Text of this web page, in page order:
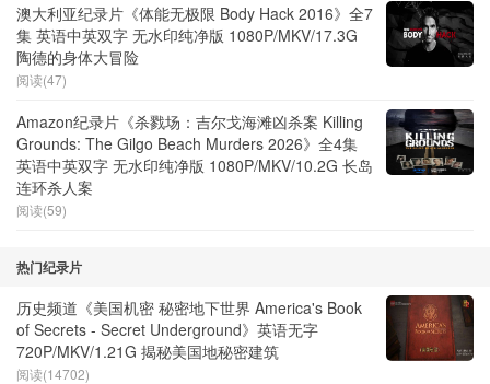
澳大利亚纪录片《体能无极限 Body Hack 2016》全7
集 英语中英双字 无水印纯净版 1080P/MKV/17.3G
陶德的身体大冒险
阅读(47)
Amazon纪录片《杀戮场：吉尔戈海滩凶杀案 Killing
Grounds: The Gilgo Beach Murders 2026》全4集
英语中英双字 无水印纯净版 1080P/MKV/10.2G 长岛
连环杀人案
阅读(59)
热门纪录片
历史频道《美国机密 秘密地下世界 America's Book
of Secrets - Secret Underground》英语无字
720P/MKV/1.21G 揭秘美国地秘密建筑
阅读(14702)